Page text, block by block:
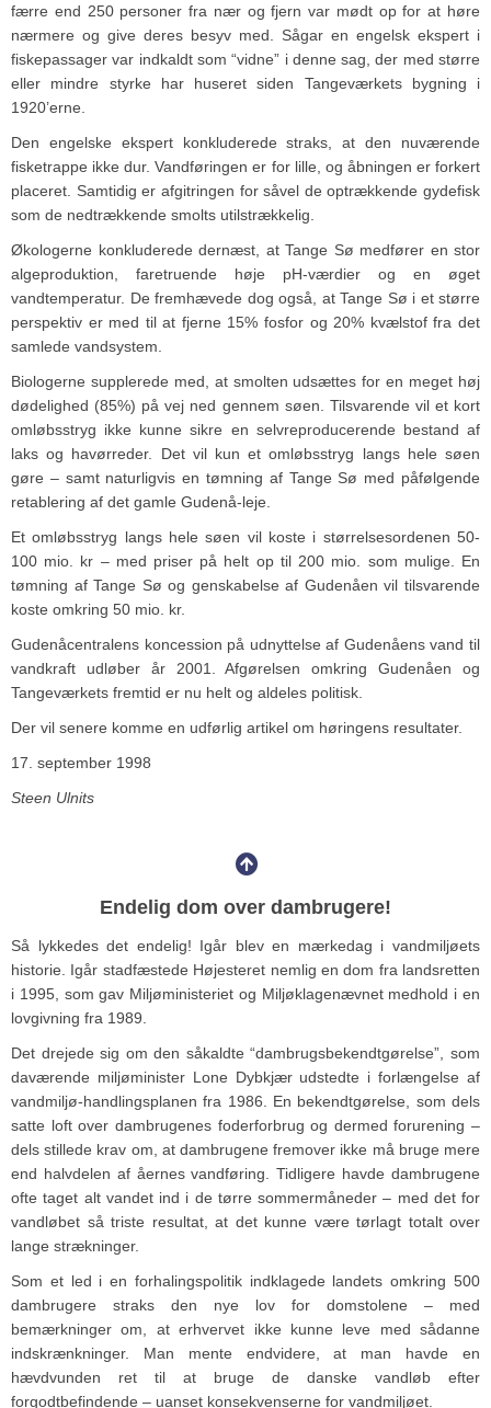
færre end 250 personer fra nær og fjern var mødt op for at høre
nærmere og give deres besyv med. Sågar en engelsk ekspert i
fiskepassager var indkaldt som “vidne” i denne sag, der med større
eller mindre styrke har huseret siden Tangeværkets bygning i
1920’erne.
Den engelske ekspert konkluderede straks, at den nuværende
fisketrappe ikke dur. Vandføringen er for lille, og åbningen er forkert
placeret. Samtidig er afgitringen for såvel de optrækkende gydefisk
som de nedtrækkende smolts utilstrækkelig.
Økologerne konkluderede dernæst, at Tange Sø medfører en stor
algeproduktion, faretruende høje pH-værdier og en øget
vandtemperatur. De fremhævede dog også, at Tange Sø i et større
perspektiv er med til at fjerne 15% fosfor og 20% kvælstof fra det
samlede vandsystem.
Biologerne supplerede med, at smolten udsættes for en meget høj
dødelighed (85%) på vej ned gennem søen. Tilsvarende vil et kort
omløbsstryg ikke kunne sikre en selvreproducerende bestand af
laks og havørreder. Det vil kun et omløbsstryg langs hele søen
gøre – samt naturligvis en tømning af Tange Sø med påfølgende
retablering af det gamle Gudenå-leje.
Et omløbsstryg langs hele søen vil koste i størrelsesordenen 50-
100 mio. kr – med priser på helt op til 200 mio. som mulige. En
tømning af Tange Sø og genskabelse af Gudenåen vil tilsvarende
koste omkring 50 mio. kr.
Gudenåcentralens koncession på udnyttelse af Gudenåens vand til
vandkraft udløber år 2001. Afgørelsen omkring Gudenåen og
Tangeværkets fremtid er nu helt og aldeles politisk.
Der vil senere komme en udførlig artikel om høringens resultater.
17. september 1998
Steen Ulnits
Endelig dom over dambrugere!
Så lykkedes det endelig! Igår blev en mærkedag i vandmiljøets
historie. Igår stadfæstede Højesteret nemlig en dom fra landsretten
i 1995, som gav Miljøministeriet og Miljøklagenævnet medhold i en
lovgivning fra 1989.
Det drejede sig om den såkaldte “dambrugsbekendtgørelse”, som
daværende miljøminister Lone Dybkjær udstedte i forlængelse af
vandmiljø-handlingsplanen fra 1986. En bekendtgørelse, som dels
satte loft over dambrugenes foderforbrug og dermed forurening –
dels stillede krav om, at dambrugene fremover ikke må bruge mere
end halvdelen af åernes vandføring. Tidligere havde dambrugene
ofte taget alt vandet ind i de tørre sommermåneder – med det for
vandløbet så triste resultat, at det kunne være tørlagt totalt over
lange strækninger.
Som et led i en forhalingspolitik indklagede landets omkring 500
dambrugere straks den nye lov for domstolene – med
bemærkninger om, at erhvervet ikke kunne leve med sådanne
indskrænkninger. Man mente endvidere, at man havde en
hævdvunden ret til at bruge de danske vandløb efter
forgodtbefindende – uanset konsekvenserne for vandmiljøet.